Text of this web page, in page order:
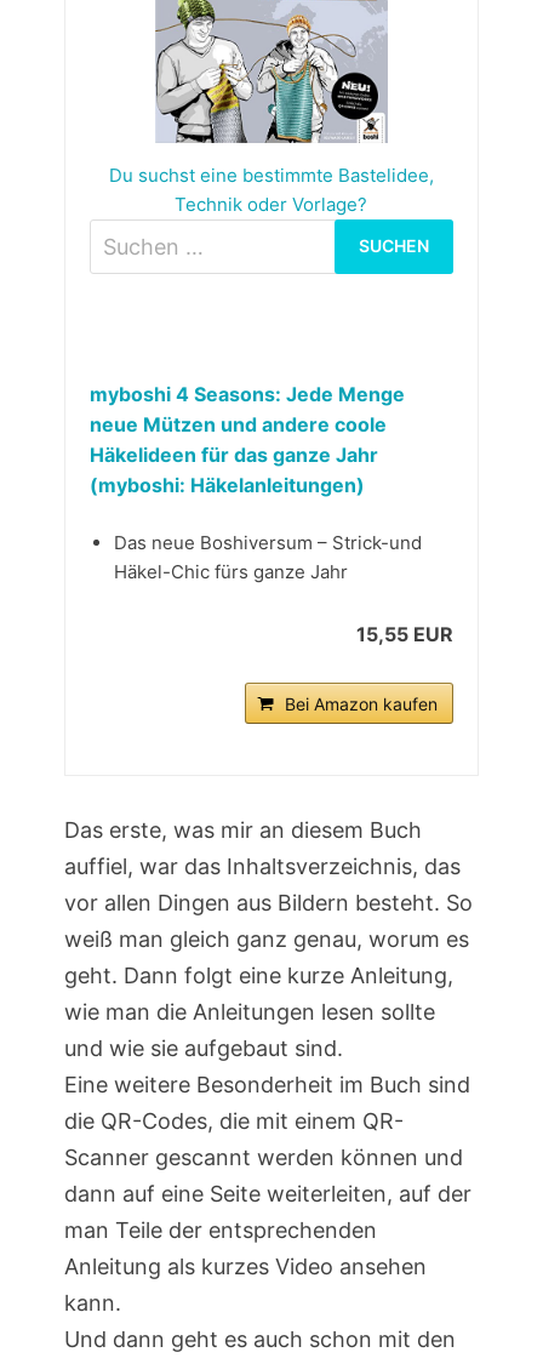
Du suchst eine bestimmte Bastelidee,
Technik oder Vorlage?
myboshi 4 Seasons: Jede Menge
neue Mützen und andere coole
Häkelideen für das ganze Jahr
(myboshi: Häkelanleitungen)
Das neue Boshiversum – Strick-und
Häkel-Chic fürs ganze Jahr
15,55 EUR
Bei Amazon kaufen
Das erste, was mir an diesem Buch
auffiel, war das Inhaltsverzeichnis, das
vor allen Dingen aus Bildern besteht. So
weiß man gleich ganz genau, worum es
geht. Dann folgt eine kurze Anleitung,
wie man die Anleitungen lesen sollte
und wie sie aufgebaut sind.
Eine weitere Besonderheit im Buch sind
die QR-Codes, die mit einem QR-
Scanner gescannt werden können und
dann auf eine Seite weiterleiten, auf der
man Teile der entsprechenden
Anleitung als kurzes Video ansehen
kann.
Und dann geht es auch schon mit den